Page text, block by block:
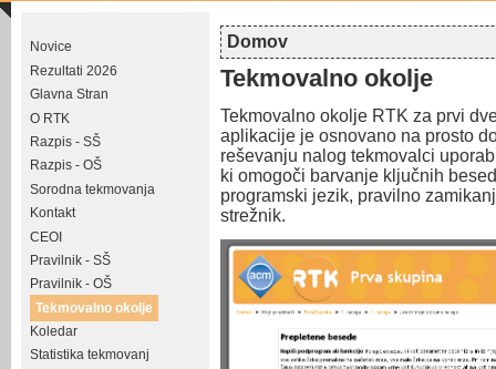
Novice
Rezultati 2026
Glavna Stran
O RTK
Razpis - SŠ
Razpis - OŠ
Sorodna tekmovanja
Kontakt
CEOI
Pravilnik - SŠ
Pravilnik - OŠ
Tekmovalno okolje
Koledar
Statistika tekmovanj
Nahajate se tukaj
Domov
Tekmovalno okolje
Tekmovalno okolje RTK za prvi
aplikacije je osnovano na prosto
reševanju nalog tekmovalci
ki omogoči barvanje ključnih
programski jezik, pravilno
strežnik.